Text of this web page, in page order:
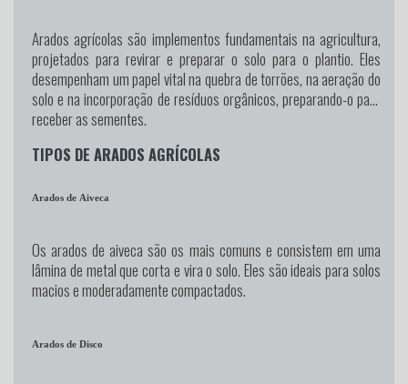
Arados agrícolas são implementos fundamentais na agricultura,
projetados para revirar e preparar o solo para o plantio. Eles
desempenham um papel vital na quebra de torrões, na aeração do
solo e na incorporação de resíduos orgânicos, preparando-o para
receber as sementes.
TIPOS DE ARADOS AGRÍCOLAS
Arados de Aiveca
Os arados de aiveca são os mais comuns e consistem em uma
lâmina de metal que corta e vira o solo. Eles são ideais para solos
macios e moderadamente compactados.
Arados de Disco